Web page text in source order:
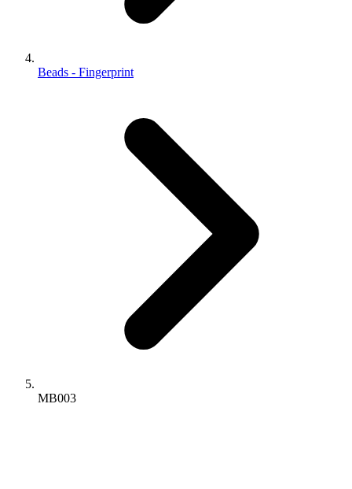
Beads - Fingerprint
MB003